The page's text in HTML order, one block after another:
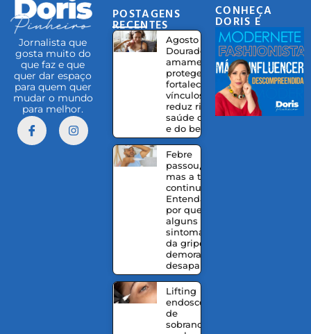
Jornalista que
gosta muito do
que faz e que
quer dar espaço
para quem quer
mudar o mundo
para melhor.
POSTAGENS
RECENTES
Agosto
Dourado:
amamentação
protege,
fortalece
vínculos e
reduz riscos à
saúde da mãe
e do bebê
Febre
passou,
mas a tosse
continua?
Entenda
por que
alguns
sintomas
da gripe
demoram a
desaparecer
Lifting
endoscópico
de
sobrancelhas
CONHEÇA
DORIS E
EQUIPE